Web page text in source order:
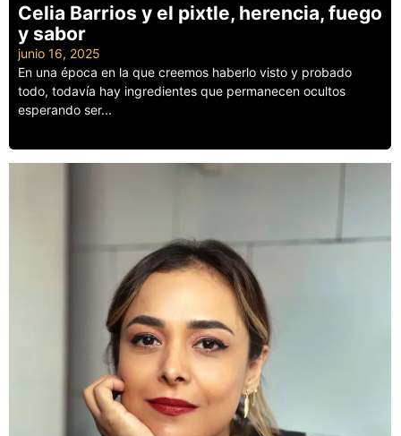
Celia Barrios y el pixtle, herencia, fuego
y sabor
junio 16, 2025
En una época en la que creemos haberlo visto y probado
todo, todavía hay ingredientes que permanecen ocultos
esperando ser...